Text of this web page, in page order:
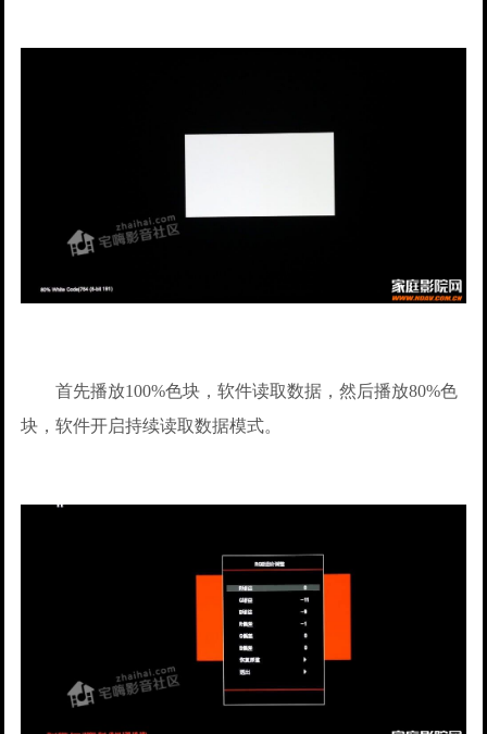
首先播放100%色块，软件读取数据，然后播放80%色
块，软件开启持续读取数据模式。